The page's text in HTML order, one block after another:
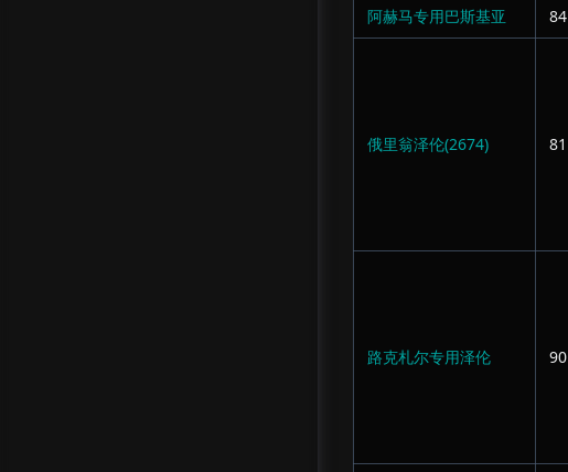
阿赫马专用巴斯基亚 84
俄里翁泽伦(2674) 81
路克札尔专用泽伦 90